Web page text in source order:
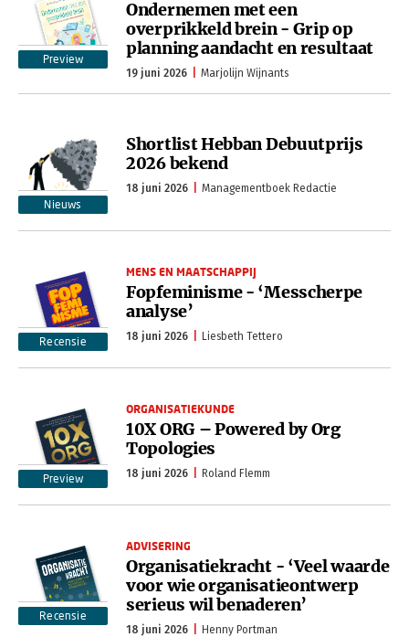
Preview
Ondernemen met een
overprikkeld brein - Grip op
planning aandacht en resultaat
19 juni 2026 Marjolijn Wijnants
Nieuws
Shortlist Hebban Debuutprijs
2026 bekend
18 juni 2026 Managementboek Redactie
Recensie
MENS EN MAATSCHAPPIJ
Fopfeminisme - ‘Messcherpe
analyse’
18 juni 2026 Liesbeth Tettero
Preview
ORGANISATIEKUNDE
10X ORG – Powered by Org
Topologies
18 juni 2026 Roland Flemm
Recensie
ADVISERING
Organisatiekracht - ‘Veel waarde
voor wie organisatieontwerp
serieus wil benaderen’
18 juni 2026 Henny Portman